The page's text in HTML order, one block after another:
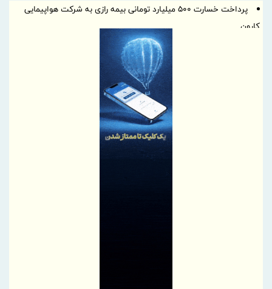
پرداخت خسارت ۵۰۰ میلیارد تومانی بیمه رازی به شرکت هواپیمایی
کارون
بیمه پارسیان، همراه زائران اربعین با پوشش های بیمه های مسئولیت
برگزاری چهارمین نشست هم اندیشی مدیران بیمه البرز با رؤسای تشکل
وقتی «عملکرد» از راز ثروت پنهان آسیا رونمایی می کند
دیدار مدیر هماهنگی مناطق ویژه اقتصادی کشور با مدیرعامل شهر
بسیج ظرفیت‌های منطقه آزاد دوغارون برای تکریم زائران حسینی